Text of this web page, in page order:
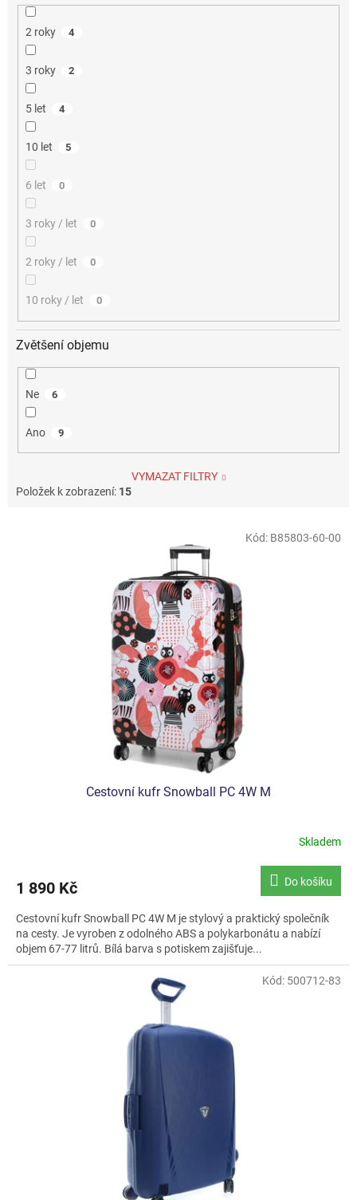
2 roky 4
3 roky 2
5 let 4
10 let 5
6 let 0
3 roky / let 0
2 roky / let 0
10 roky / let 0
Zvětšení objemu
Ne 6
Ano 9
VYMAZAT FILTRY
Položek k zobrazení: 15
Cestovní kufr Snowball PC 4W M
je
z
5
hvězdiček.
Skladem
1 890 Kč Do košíku
Cestovní kufr Snowball PC 4W M je stylový a praktický společník
na cesty. Je vyroben z odolného ABS a polykarbonátu a nabízí
objem 67-77 litrů. Bílá barva s potiskem zajišťuje...
Kód: B85803-60-00
Kód: 500712-83